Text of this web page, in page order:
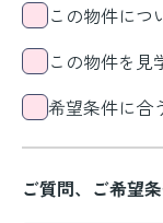
この物件につ
この物件を見
希望条件に合
ご質問、ご希望